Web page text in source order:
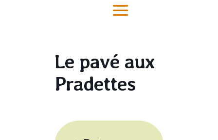
Le pavé aux
Pradettes